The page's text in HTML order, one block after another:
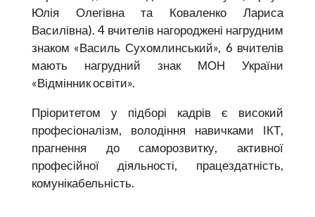
Юлія Олегівна та Коваленко Лариса
Василівна). 4 вчителів нагороджені нагрудним
знаком «Василь Сухомлинський», 6 вчителів
мають нагрудний знак МОН України
«Відмінник освіти».
Пріоритетом у підборі кадрів є високий
професіоналізм, володіння навичками ІКТ,
прагнення до саморозвитку, активної
професійної діяльності, працездатність,
комунікабельність.